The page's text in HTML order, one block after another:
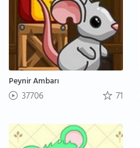
Peynir Ambarı
37706 71